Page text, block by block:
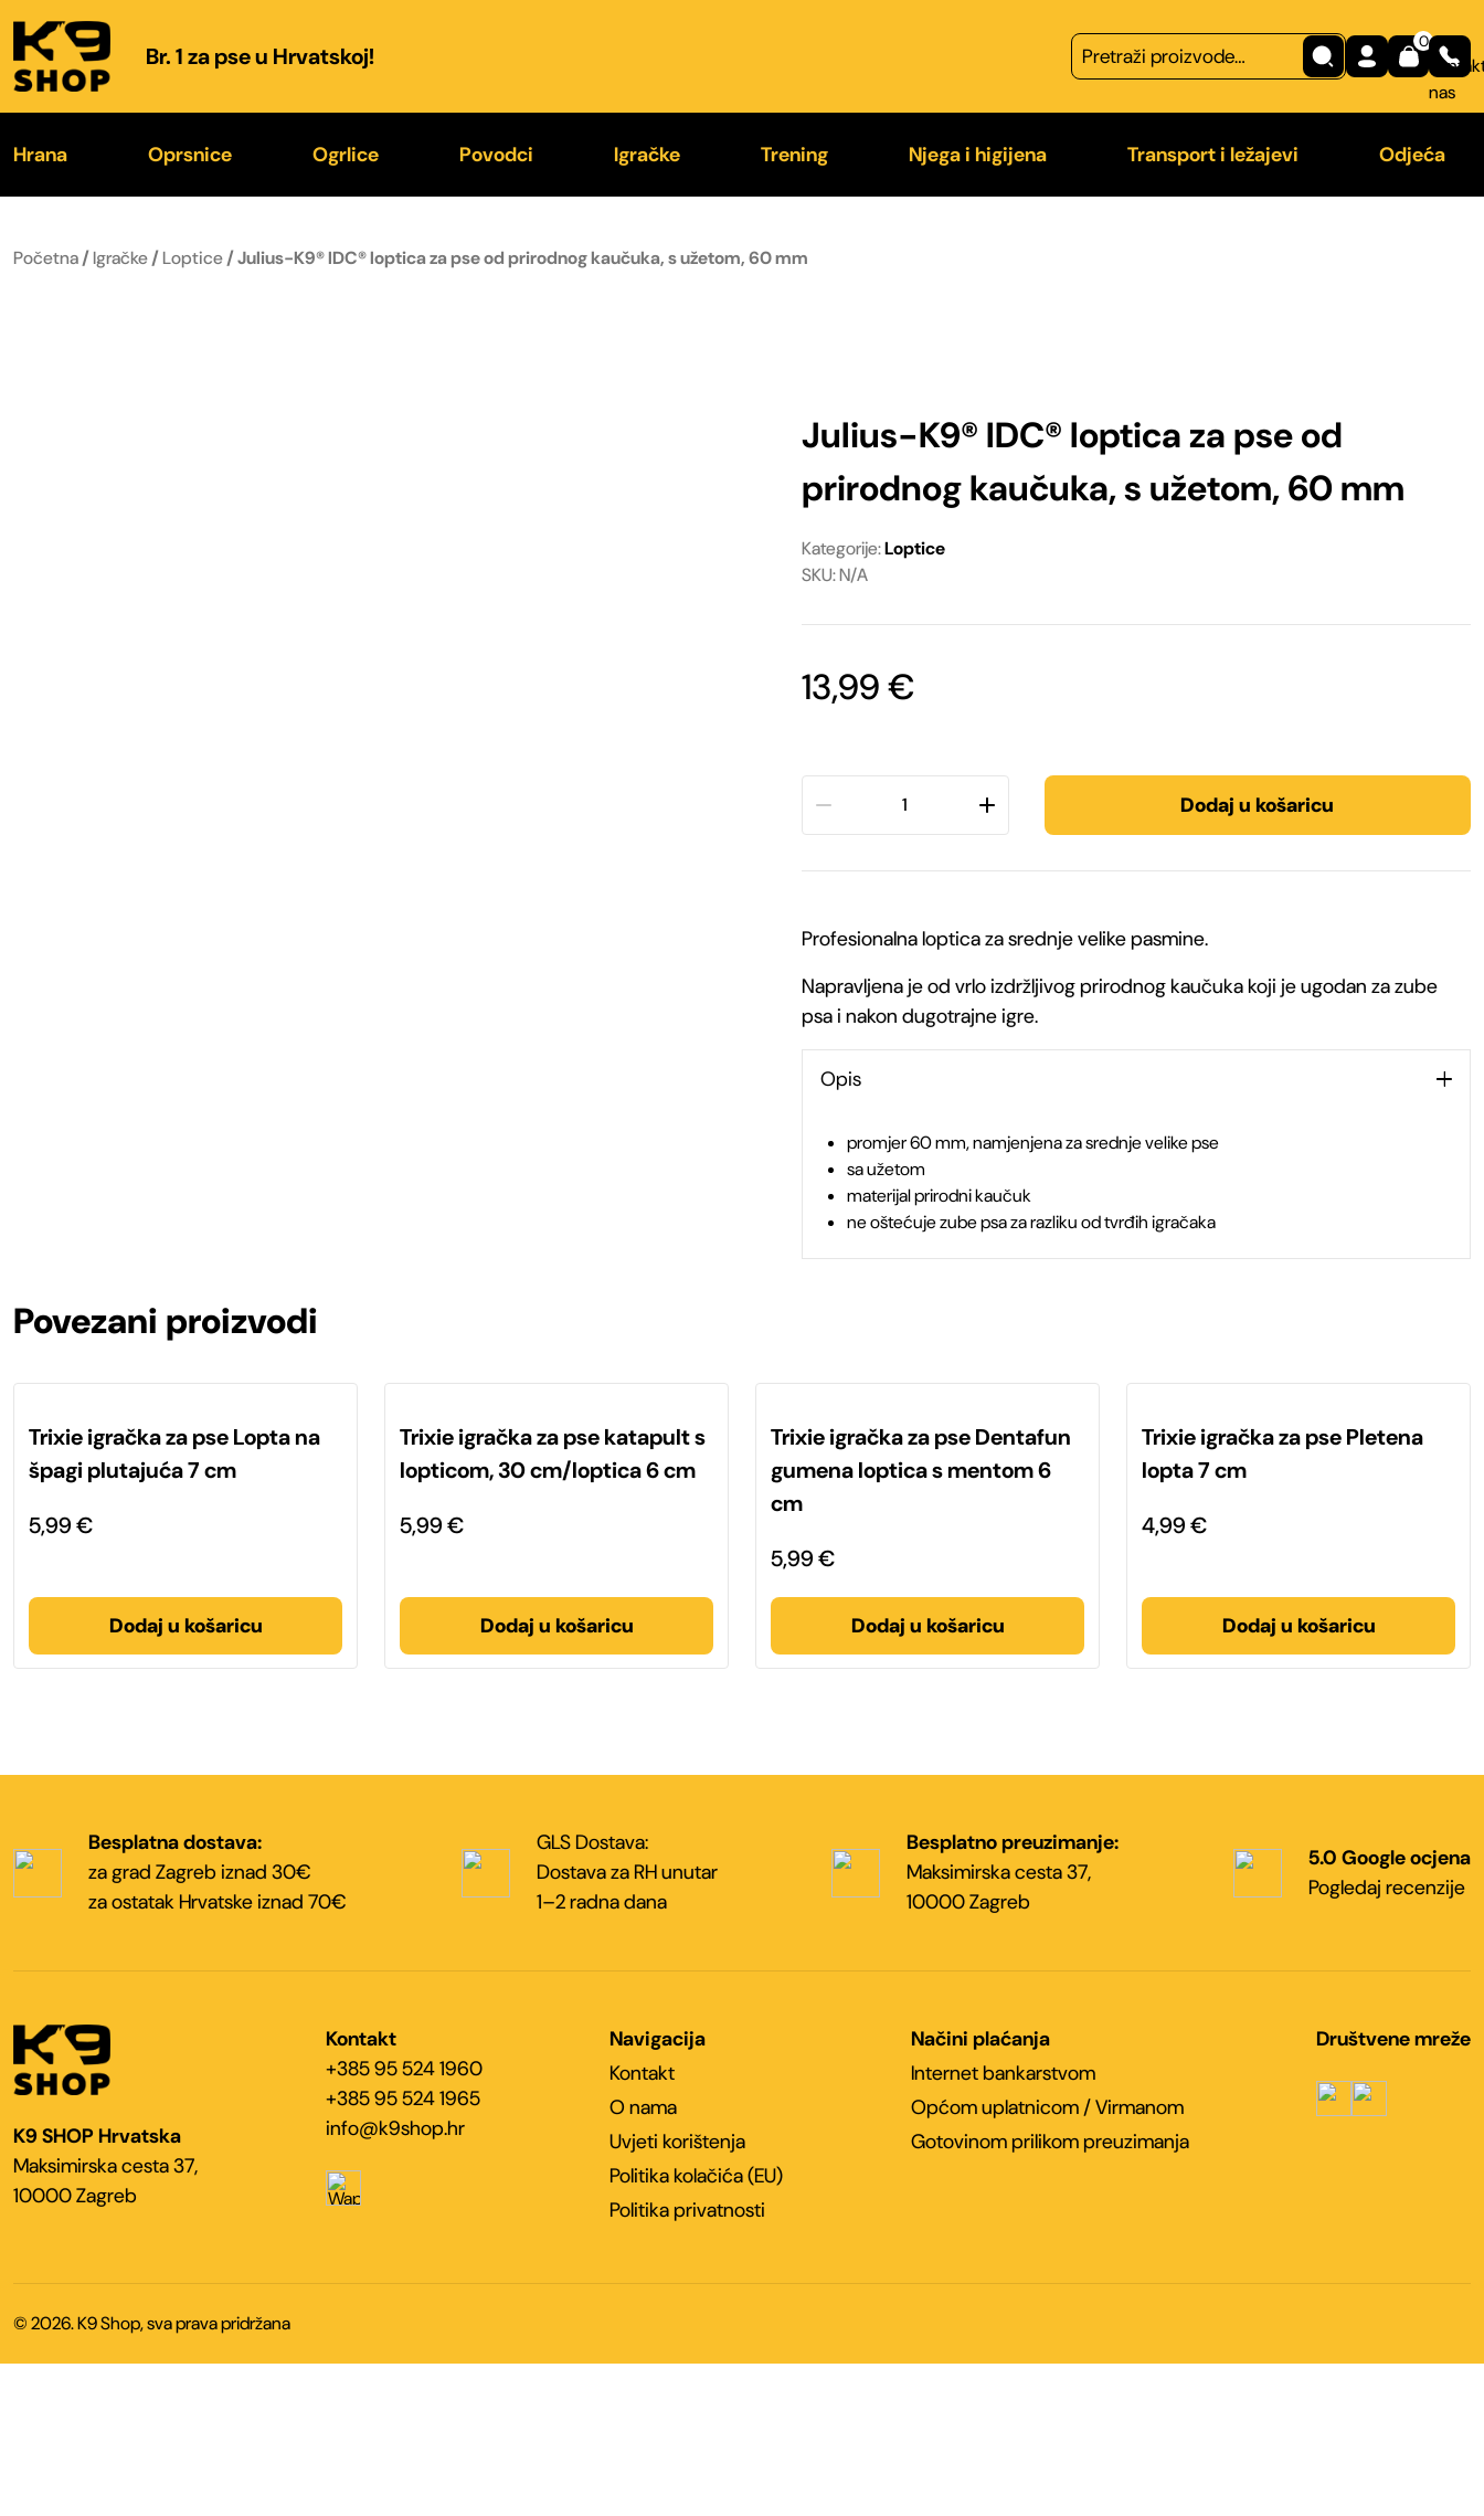
Br. 1 za pse u Hrvatskoj!
0
nas
Hrana
K9® Hrana
Oprsnice
IDC® Power 2026.
Ogrlice
K9® Color & Gray
Povodci
K9® Supergrip
Igračke
Loptice
Trening
Oprema za vodiče
Ostala oprema
Njega i higijena Transport i ležajevi Odjeća
Početna/Igračke/Loptice/ Julius-K9® IDC® loptica za pse od prirodnog kaučuka, s užetom, 60 mm
Julius-K9® IDC® loptica za pse od
prirodnog kaučuka, s užetom, 60 mm
Kategorije:Loptice
SKU: N/A
13,99€
loptica
za
kaučuka,
Dodaj u košaricu
Profesionalna loptica za srednje velike pasmine.
Napravljena je od vrlo izdržljivog prirodnog kaučuka koji je ugodan za zube
psa i nakon dugotrajne igre.
Opis
promjer 60 mm, namjenjena za srednje velike pse
sa užetom
materijal prirodni kaučuk
ne oštećuje zube psa za razliku od tvrđih igračaka
Povezani proizvodi
Trixie igračka za pse Lopta na
špagi plutajuća 7 cm
5,99€
Dodaj u košaricu
Trixie igračka za pse katapult s
lopticom, 30 cm/loptica 6 cm
5,99€
Dodaj u košaricu
Trixie igračka za pse Dentafun
gumena loptica s mentom 6
cm
5,99€
Dodaj u košaricu
Trixie igračka za pse Pletena
lopta 7 cm
4,99€
Dodaj u košaricu
Besplatna dostava:
za grad Zagreb iznad 30€
za ostatak Hrvatske iznad 70€
GLS Dostava:
Dostava za RH unutar
1–2 radna dana
Besplatno preuzimanje:
Maksimirska cesta 37,
10000 Zagreb
5.0 Google ocjena
Pogledaj recenzije
K9 SHOP Hrvatska
Maksimirska cesta 37,
10000 Zagreb
Kontakt
+385 95 524 1960
+385 95 524 1965
info@k9shop.hr
Navigacija
Kontakt
O nama
Uvjeti korištenja
Politika kolačića (EU)
Politika privatnosti
Načini plaćanja
Internet bankarstvom
Općom uplatnicom / Virmanom
Gotovinom prilikom preuzimanja
Društvene mreže
© 2026. K9 Shop, sva prava pridržana